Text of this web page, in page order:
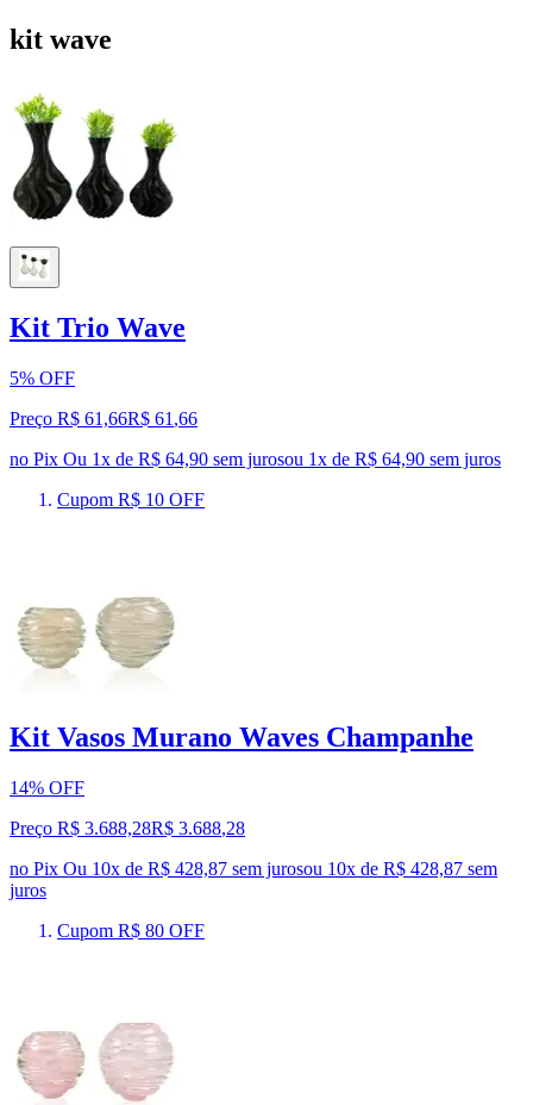
kit wave
Kit Trio Wave
5% OFF
Preço R$ 61,66R$ 61 ,66
no Pix Ou 1x de R$ 64,90 sem jurosou 1x de R$ 64,90 sem juros
Cupom R$ 10 OFF
Kit Vasos Murano Waves Champanhe
14% OFF
Preço R$ 3.688,28R$ 3.688,28
no Pix Ou 10x de R$ 428,87 sem jurosou 10x de R$ 428,87 sem
juros
Cupom R$ 80 OFF